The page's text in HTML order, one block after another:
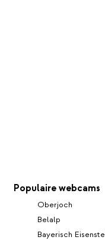
Populaire webcams
Oberjoch
Belalp
Bayerisch